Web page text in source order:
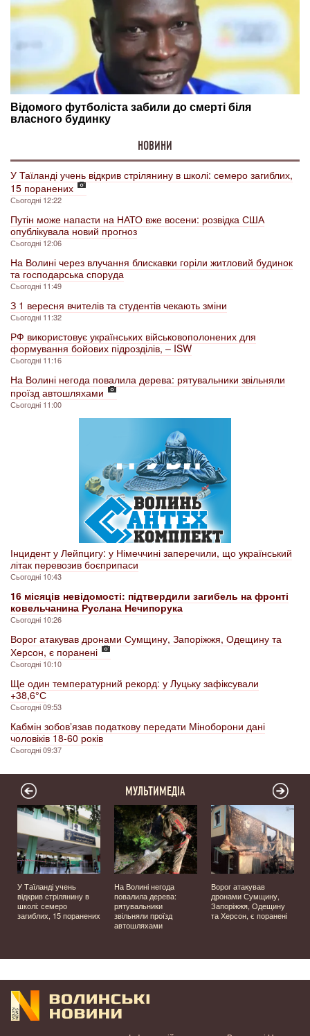
НОВИНИ
У Таїланді учень відкрив стрілянину в школі: семеро загиблих,
15 поранених
Сьогодні 12:22
Путін може напасти на НАТО вже восени: розвідка США
опублікувала новий прогноз
Сьогодні 12:06
На Волині через влучання блискавки горіли житловий будинок
та господарська споруда
Сьогодні 11:49
З 1 вересня вчителів та студентів чекають зміни
Сьогодні 11:32
РФ використовує українських військовополонених для
формування бойових підрозділів, – ISW
Сьогодні 11:16
На Волині негода повалила дерева: рятувальники звільняли
проїзд автошляхами
Сьогодні 11:00
Інцидент у Лейпцигу: у Німеччині заперечили, що український
літак перевозив боєприпаси
Сьогодні 10:43
16 місяців невідомості: підтвердили загибель на фронті
ковельчанина Руслана Нечипорука
Сьогодні 10:26
Ворог атакував дронами Сумщину, Запоріжжя, Одещину та
Херсон, є поранені
Сьогодні 10:10
Ще один температурний рекорд: у Луцьку зафіксували
+38,6° С
Сьогодні 09:53
Кабмін зобовʼязав податкову передати Міноборони дані
чоловіків 18-60 років
Сьогодні 09:37
МУЛЬТИМЕДІА
У Таїланді учень
відкрив стрілянину в
школі: семеро
загиблих, 15 поранених
На Волині негода
повалила дерева:
рятувальники
звільняли проїзд
автошляхами
Ворог атакував
дронами Сумщину,
Запоріжжя, Одещину
та Херсон, є поранені